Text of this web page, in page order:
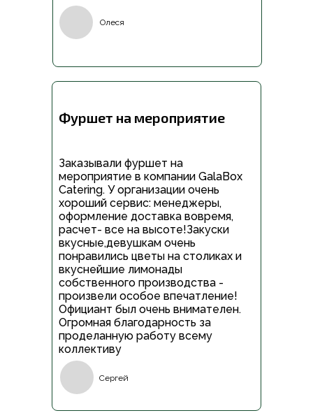
Олеся
Фуршет на мероприятие
Заказывали фуршет на
мероприятие в компании GalaBox
Catering. У организации очень
хороший сервис: менеджеры,
оформление доставка вовремя,
расчет- все на высоте!Закуски
вкусные,девушкам очень
понравились цветы на столиках и
вкуснейшие лимонады
собственного производства -
произвели особое впечатление!
Официант был очень внимателен.
Огромная благодарность за
проделанную работу всему
коллективу
Сергей